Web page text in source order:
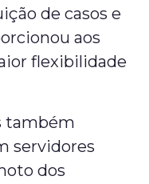
de casos e
aos
flexibilidade
também
servidores
dos